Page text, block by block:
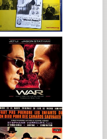
reparto y el equipo técnico,
Anderson, fomentaron la
uno de los integrantes
maravillosos», asegura
eso ayudó a todo el mundo
seguro, colaborativo
que hacía falta, sobre todo
Del Toro, «tuve que
muy difícil de sobrellevar
las escenas, así que no
los días. Necesito subir
para prepararme
por su compañera de
de Mia aquí, con